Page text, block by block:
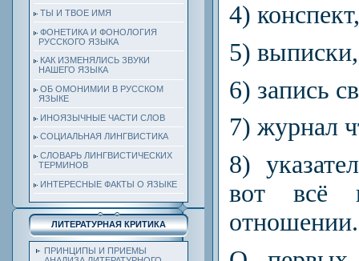
ТЫ И ТВОЕ ИМЯ
ФОНЕТИКА И ФОНОЛОГИЯ
РУССКОГО ЯЗЫКА
КАК ИЗМЕНЯЛИСЬ ЗВУКИ
НАШЕГО ЯЗЫКА
ОБ ОМОНИМИИ В РУССКОМ
ЯЗЫКЕ
ИНОЯЗЫЧНЫЕ ЧАСТИ СЛОВ
СОЦИАЛЬНАЯ ЛИНГВИСТИКА
СЛОВАРЬ ЛИНГВИСТИЧЕСКИХ
ТЕРМИНОВ
ИНТЕРЕСНЫЕ ФАКТЫ О ЯЗЫКЕ
ЛИТЕРАТУРНАЯ КРИТИКА
ПРИНЦИПЫ И ПРИЕМЫ
4) конспект,
5) выписки,
6) запись
7) журнал
8)
вот всё
отношении.